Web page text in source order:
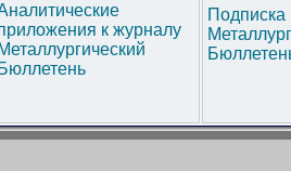
к журналу
Металлургический
Бюллетень